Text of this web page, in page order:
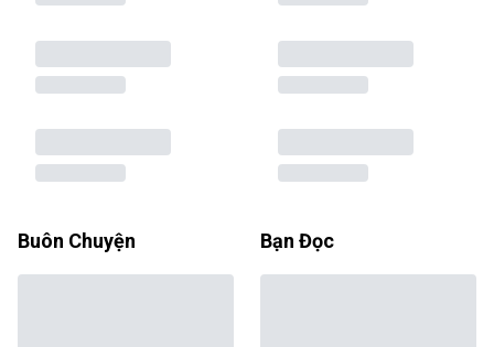
Buôn Chuyện Bạn Đọc